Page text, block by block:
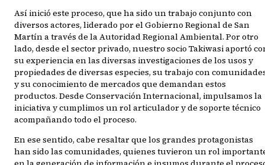
Así inició este proceso, que ha sido un trabajo conjunto con
diversos actores, liderado por el Gobierno Regional de San
Martín a través de la Autoridad Regional Ambiental. Por otro
lado, desde el sector privado, nuestro socio Takiwasi aportó
su experiencia en las diversas investigaciones de los usos y
propiedades de diversas especies, su trabajo con
y su conocimiento de mercados que demandan estos
productos. Desde Conservación Internacional, impulsamos la
iniciativa y cumplimos un rol articulador y de soporte técnico
acompañando todo el proceso.
En ese sentido, cabe resaltar que los grandes protagonistas
han sido las comunidades, quienes tuvieron un rol